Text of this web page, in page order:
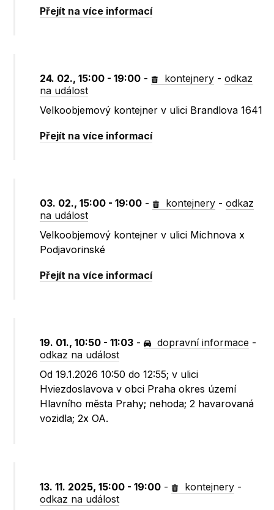
Přejít na více informací
24. 02., 15:00 - 19:00 - kontejnery -odkaz
na událost
Velkoobjemový kontejner v ulici Brandlova 1641
Přejít na více informací
03. 02., 15:00 - 19:00 - kontejnery -odkaz
na událost
Velkoobjemový kontejner v ulici Michnova x
Podjavorinské
Přejít na více informací
19. 01., 10:50 - 11:03 - dopravní informace -
odkaz na událost
Od 19.1.2026 10:50 do 12:55; v ulici
Hviezdoslavova v obci Praha okres území
Hlavního města Prahy; nehoda; 2 havarovaná
vozidla; 2x OA.
13. 11. 2025, 15:00 - 19:00 - kontejnery -
odkaz na událost